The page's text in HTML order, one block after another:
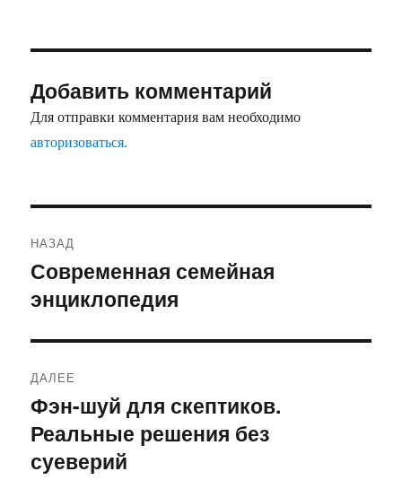
Добавить комментарий
Для отправки комментария вам необходимо
авторизоваться.
по
записям
НАЗАД
Предыдущая
запись:
Современная семейная
энциклопедия
ДАЛЕЕ
Следующая
запись:
Фэн-шуй для скептиков.
Реальные решения без
суеверий